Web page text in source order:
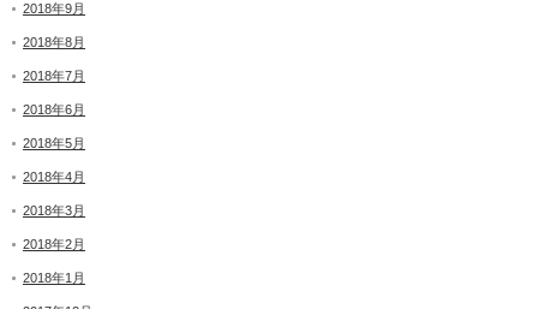
2018年9月
2018年8月
2018年7月
2018年6月
2018年5月
2018年4月
2018年3月
2018年2月
2018年1月